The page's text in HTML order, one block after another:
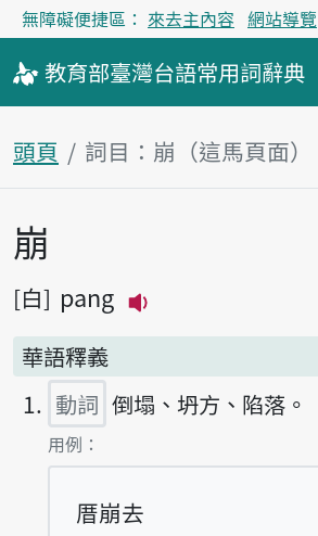
無障礙便捷區： 來去主內容 網站導覽
教育部臺灣台語常用詞辭典
頭頁 詞目：崩（這馬頁面）
主內容區
崩
白 pang
華語釋義
動詞 倒塌、坍方、陷落。
第1項釋義的
用例：
厝崩去